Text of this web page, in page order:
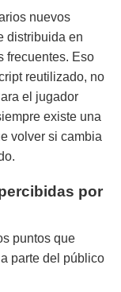
nuevos
distribuida en
frecuentes. Eso
reutilizado, no
el jugador
existe una
volver si cambia
por
puntos que
parte del público